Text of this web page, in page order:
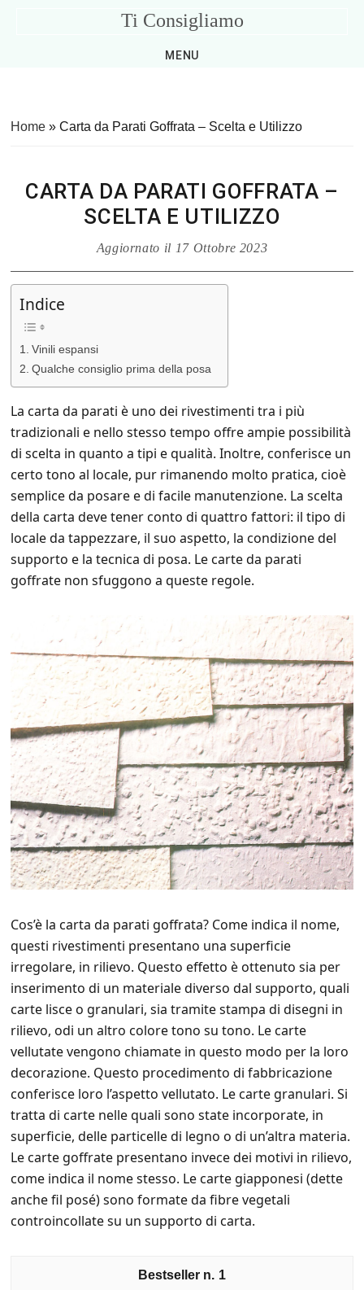
Ti Consigliamo
Casa
MENU
Home »Carta da Parati Goffrata – Scelta e Utilizzo
CARTA DA PARATI GOFFRATA –
SCELTA E UTILIZZO
Aggiornato il 17 Ottobre 2023
Indice
Vinili espansi
Qualche consiglio prima della posa
La carta da parati è uno dei rivestimenti tra i più
tradizionali e nello stesso tempo offre ampie possibilità
di scelta in quanto a tipi e qualità. Inoltre, conferisce un
certo tono al locale, pur rimanendo molto pratica, cioè
semplice da posare e di facile manutenzione. La scelta
della carta deve tener conto di quattro fattori: il tipo di
locale da tappezzare, il suo aspetto, la condizione del
supporto e la tecnica di posa. Le carte da parati
goffrate non sfuggono a queste regole.
Cos’è la carta da parati goffrata? Come indica il nome,
questi rivestimenti presentano una superficie
irregolare, in rilievo. Questo effetto è ottenuto sia per
inserimento di un materiale diverso dal supporto, quali
carte lisce o granulari, sia tramite stampa di disegni in
rilievo, odi un altro colore tono su tono. Le carte
vellutate vengono chiamate in questo modo per la loro
decorazione. Questo procedimento di fabbricazione
conferisce loro l’aspetto vellutato. Le carte granulari. Si
tratta di carte nelle quali sono state incorporate, in
superficie, delle particelle di legno o di un’altra materia.
Le carte goffrate presentano invece dei motivi in rilievo,
come indica il nome stesso. Le carte giapponesi (dette
anche fil posé) sono formate da fibre vegetali
controincollate su un supporto di carta.
1